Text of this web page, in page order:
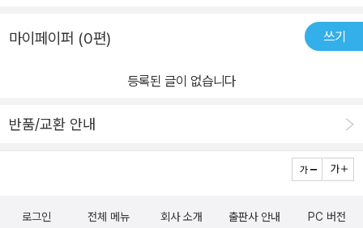
마이페이퍼 (0편) 쓰기
등록된 글이 없습니다
반품/교환 안내
로그인 전체 메뉴 회사 소개 출판사 안내 PC 버전